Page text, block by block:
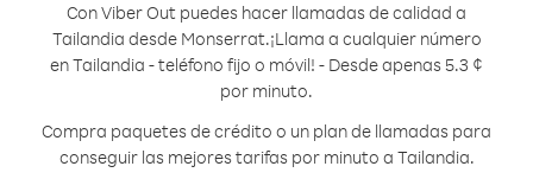
Con Viber Out puedes hacer llamadas de calidad a
Tailandia desde Monserrat.¡Llama a cualquier número
en Tailandia - teléfono fijo o móvil! - Desde apenas 5.3 ¢
por minuto.
Compra paquetes de crédito o un plan de llamadas para
conseguir las mejores tarifas por minuto a Tailandia.